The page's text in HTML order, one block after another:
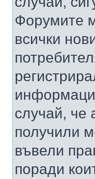
Форумите
всички
случай, че
получили
въвели
поради